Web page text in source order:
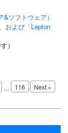
ソフトウェア）
および「Lepton
）
... 116 Next »